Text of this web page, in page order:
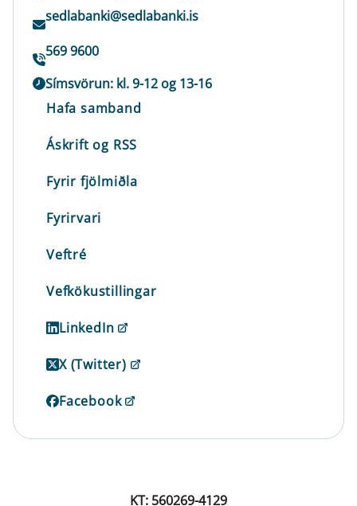
sedlabanki@sedlabanki.is
569 9600
Símsvörun: kl. 9-12 og 13-16
Hafa samband
Áskrift og RSS
Fyrir fjölmiðla
Fyrirvari
Veftré
Vefkökustillingar
LinkedIn
X (Twitter)
Facebook
KT: 560269-4129